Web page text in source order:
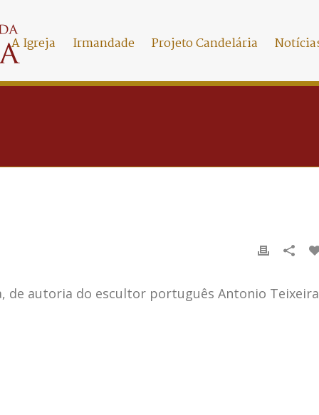
A Igreja Irmandade Projeto Candelária
de autoria do escultor português Antonio Teixeira